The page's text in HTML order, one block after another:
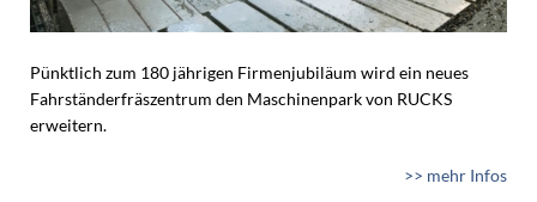
Pünktlich zum 180 jährigen Firmenjubiläum wird ein neues
Fahrständerfräszentrum den Maschinenpark von RUCKS
erweitern.
>> mehr Infos